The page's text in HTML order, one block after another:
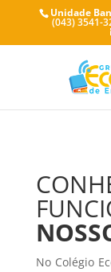
Unidade
(043)
No Colégio